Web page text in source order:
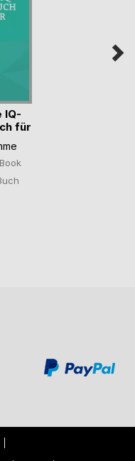
IQ-
für